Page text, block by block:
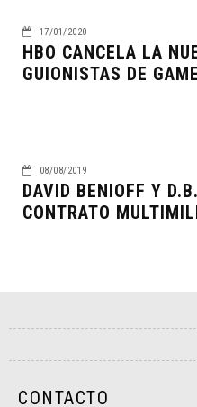
17/01/2020
HBO CANCELA LA
GUIONISTAS DE
08/08/2019
DAVID BENIOFF Y
CONTRATO
CONTACTO